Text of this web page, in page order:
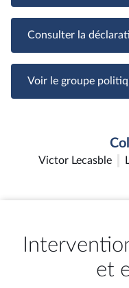
Consulter la
Voir le groupe
Victor Lecasble
et